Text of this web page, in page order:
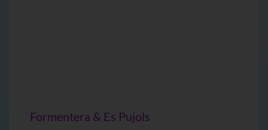
Formentera & Es Pujols